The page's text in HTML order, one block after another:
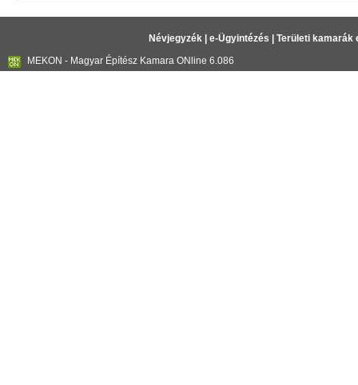
Névjegyzék| e-Ügyintézés
Területi kamarák
MEKON - Magyar Építész Kamara ONline 6.086